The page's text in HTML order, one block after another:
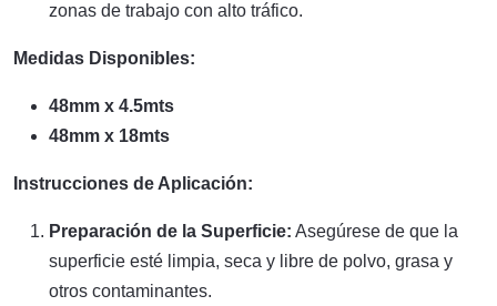
zonas de trabajo con alto tráfico.
Medidas Disponibles:
48mm x 4.5mts
48mm x 18mts
Instrucciones de Aplicación:
Preparación de la Superficie: Asegúrese de que la
superficie esté limpia, seca y libre de polvo, grasa y
otros contaminantes.